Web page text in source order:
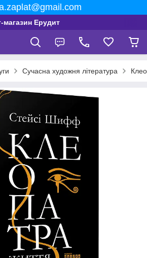
магазин Ерудит
Сучасна художня література